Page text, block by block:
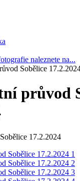
naleznete na...
Sobělice
průvod
17.2.2024